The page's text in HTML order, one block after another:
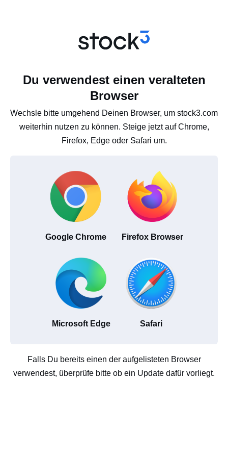
Du verwendest einen veralteten
Browser
Wechsle bitte umgehend Deinen Browser, um stock3.com
weiterhin nutzen zu können. Steige jetzt auf Chrome,
Firefox, Edge oder Safari um.
Google Chrome Firefox Browser
Microsoft Edge Safari
Falls Du bereits einen der aufgelisteten Browser
verwendest, überprüfe bitte ob ein Update dafür vorliegt.